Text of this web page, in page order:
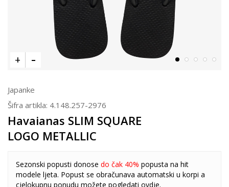
Japanke
Šifra artikla: 4.148.257-2976
Havaianas SLIM SQUARE
LOGO METALLIC
Sezonski popusti donose do čak 40% popusta na hit
modele ljeta. Popust se obračunava automatski u korpi a
cjelokupnu ponudu možete pogledati ovdje.